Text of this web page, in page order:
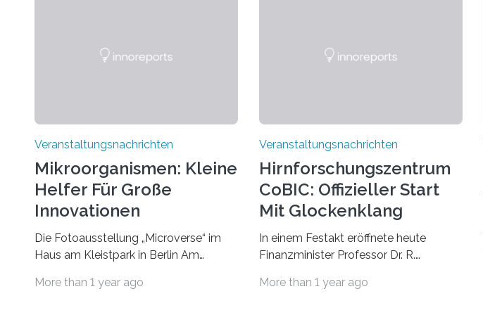
Veranstaltungsnachrichten
Mikroorganismen: Kleine
Helfer Für Große
Innovationen
Die Fotoausstellung „Microverse“ im
Haus am Kleistpark in Berlin Am
Kleistpark, Berlin-Schöneberg, die
More than 1 year ago
Veranstaltungsnachrichten
Hirnforschungszentrum
CoBIC: Offizieller Start
Mit Glockenklang
In einem Festakt eröffnete heute
Finanzminister Professor Dr. R.
Imaging Center (CoBIC) auf dem
More than 1 year ago